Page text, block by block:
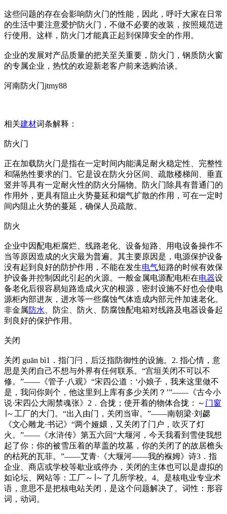
这些问题的存在会影响防火门的性能，因此，呼吁大家在日常
的生活中要注意爱护防火门，不做不必要的改装，按照规范进
行使用。这样，防火门才能真正起到保障安全的作用。
企业的发展对产品质量的把关至关重要，防火门，钢质防火窗
的专属企业，热忱的欢迎新老客户前来选购洽谈。
河南防火门jtmy88
相关建材词条解释：
防火门
正在加载防火门是指在一定时间内能满足耐火稳定性、完整性
和隔热性要求的门。它是设在防火分区间、疏散楼梯间、垂直
竖井等具有一定耐火性的防火分隔物。防火门除具有普通门的
作用外，更具有阻止火势蔓延和烟气扩散的作用，可在一定时
间内阻止火势的蔓延，确保人员疏散。
防火
企业中因配电柜腐烂、线路老化、设备短路、用电设备操作不
当等原因造成的火灾最为普遍。其主要原因是，电源保护设备
没有起到良好的防护作用，不能在发生电气短路的时候有效保
护设备并控制因此引起的火源。一般金属电源配电柜在电器设
备老化后很容易短路造成火灾的根源，密封设施不好也会使电
源柜内部进灰，进水等一些腐蚀气体造成内部元件加速老化。
非金属防水 、防尘、防火、防腐蚀配电箱对线路及电器设备起
到良好的保护作用。
关闭
关闭 guān bì1．指门闩，后泛指防御性的设施。2. 指心情，意
思是关闭自己不想与外界有任何联系。“宫垣关闭不可以不
修。”——《管子·八观》“宋四公道：‘小娘子，我来这里做不
是，我问你则个，他这里到上库有多少关闭？’”——《古今小
说·宋四公大闹禁魂张》2．合拢；使开着的物体合拢：～ 门窗
∣～工厂的大门。“出入由门，关闭当审。”——南朝梁·刘勰
《文心雕龙·书记》“两个娅嬛，又关闭了门户，吹灭了灯
火。”——《水浒传》第五六回“大堰河，今天我看到雪使我想
起了你：你的被雪压着的草盖的坟墓，你的关闭了的故居檐头
的枯死的瓦菲。”——艾青·《大堰河——我的褓姆》诗3．指
企业、商店或学校等歇业或停办，关闭的主体也可以是虚拟的
如论坛、网站等：工厂～∣～了几所学校。4。是核电业专业术
语，意思不是把核电站关闭，是这个问题解决了。词性：形容
词，动词。